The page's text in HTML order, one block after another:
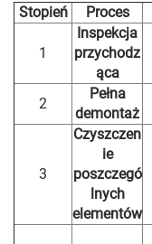
Stopień
Proces
1
Inspekcja
przychodz
ąca
2
Pełna
demontaż
3
Czyszczen
ie
poszczegó
lnych
elementów